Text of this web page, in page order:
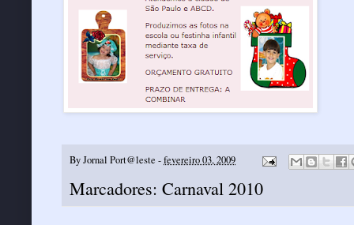
ByJornal Port@leste -fevereiro 03, 2009
Marcadores: Carnaval 2010